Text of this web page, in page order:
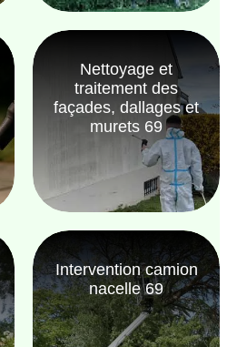
Nettoyage et
traitement des
façades, dallages et
murets 69
Intervention camion
nacelle 69